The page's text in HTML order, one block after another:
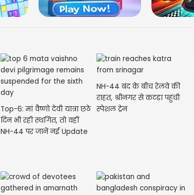
Top-6: मां वैष्णो देवी यात्रा छठे
दिन भी रही स्थगित, तो वहीं
NH-44 पर जानें नई Update
NH-44 बंद के बीच रेलवे की
राहत, श्रीनगर से कटड़ा पहुंची
स्पेशल ट्रेन